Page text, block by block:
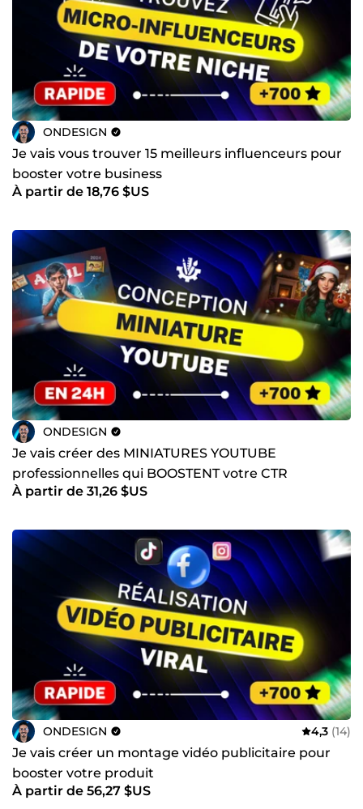
ONDESIGN
Je vais vous trouver 15 meilleurs influenceurs pour
booster votre business
À partir de 18,76 $US
ONDESIGN
Je vais créer des MINIATURES YOUTUBE
professionnelles qui BOOSTENT votre CTR
À partir de 31,26 $US
ONDESIGN 4,3 (14)
Je vais créer un montage vidéo publicitaire pour
booster votre produit
À partir de 56,27 $US